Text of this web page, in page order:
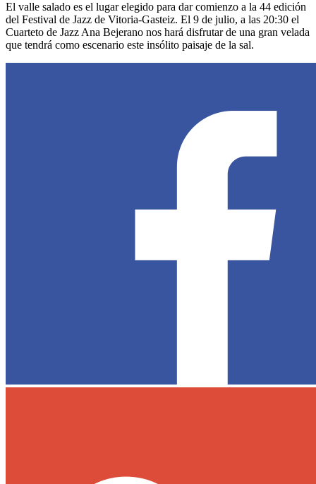
El valle salado es el lugar elegido para dar comienzo a la 44 edición
del Festival de Jazz de Vitoria-Gasteiz. El 9 de julio, a las 20:30 el
Cuarteto de Jazz Ana Bejerano nos hará disfrutar de una gran velada
que tendrá como escenario este insólito paisaje de la sal.